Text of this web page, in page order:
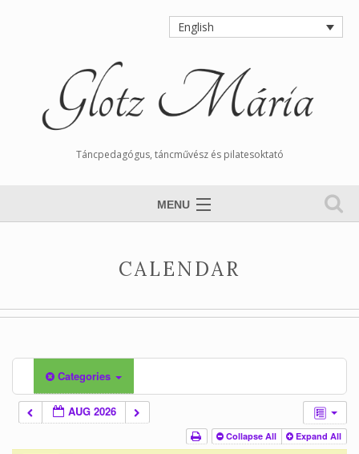
English
Táncpedagógus, táncművész és pilatesoktató
MENU
CALENDAR
Categories
AUG 2026
Collapse All Expand All